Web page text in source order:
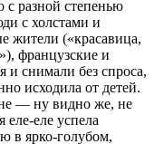
с разной степенью
с холстами и
жители («красавица,
французские и
и снимали без спроса,
исходила от детей.
— ну видно же, не
еле успела
в ярко-голубом,